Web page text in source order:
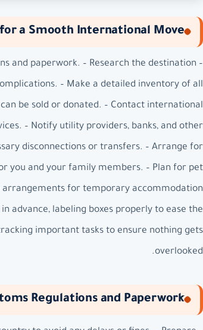
a Smooth International Move
and paperwork. – Research the destination
– Make a detailed inventory of all
be sold or donated. – Contact international
– Notify utility providers, banks, and other
disconnections or transfers. – Arrange for
you and your family members. – Plan for pet
arrangements for temporary accommodation
advance, labeling boxes properly to ease the
important tasks to ensure nothing gets
overlooked.
Regulations and Paperwork